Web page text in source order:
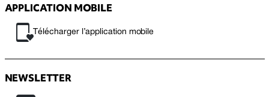
APPLICATION MOBILE
Télécharger l’application mobile
NEWSLETTER